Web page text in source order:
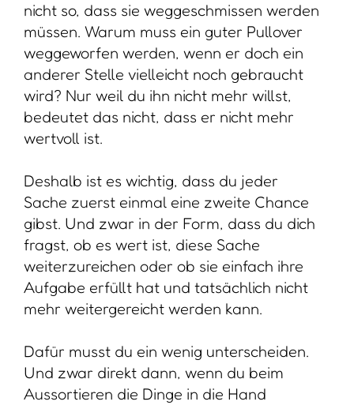
nicht so, dass sie weggeschmissen werden
müssen. Warum muss ein guter Pullover
weggeworfen werden, wenn er doch ein
anderer Stelle vielleicht noch gebraucht
wird? Nur weil du ihn nicht mehr willst,
bedeutet das nicht, dass er nicht mehr
wertvoll ist.
Deshalb ist es wichtig, dass du jeder
Sache zuerst einmal eine zweite Chance
gibst. Und zwar in der Form, dass du dich
fragst, ob es wert ist, diese Sache
weiterzureichen oder ob sie einfach ihre
Aufgabe erfüllt hat und tatsächlich nicht
mehr weitergereicht werden kann.
Dafür musst du ein wenig unterscheiden.
Und zwar direkt dann, wenn du beim
Aussortieren die Dinge in die Hand